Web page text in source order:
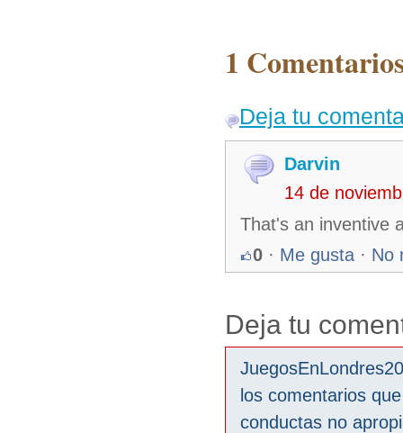
1
Deja tu
Darvin
14 de
That's an inventive
0 · Me gusta · No
Deja tu
los comentarios
conductas no